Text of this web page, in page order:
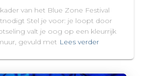
van het Blue Zone Festival
Stel je voor: je loopt door
valt je oog op een kleurrijk
gevuld met Lees verder